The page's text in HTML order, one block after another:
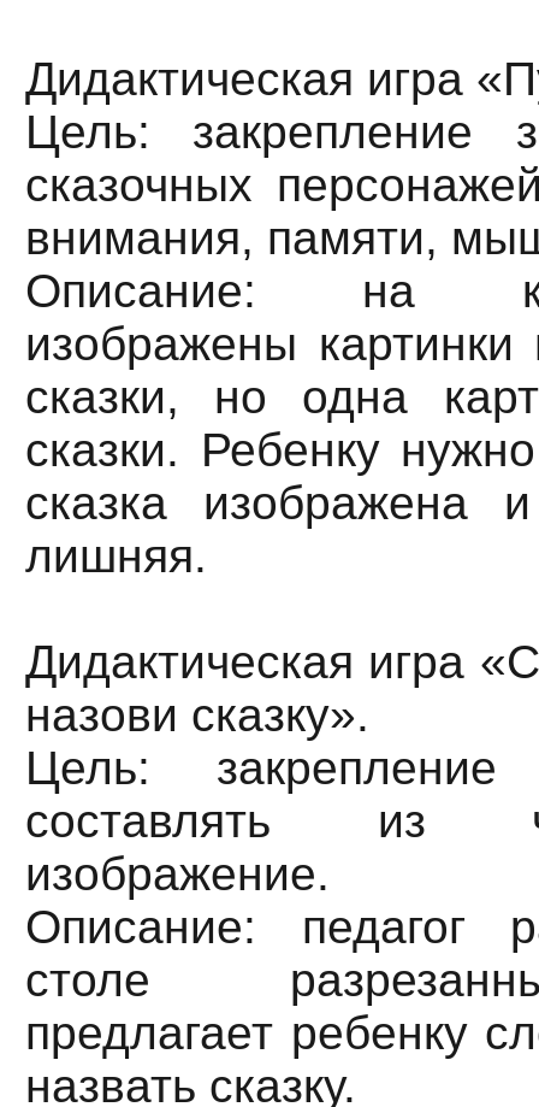
Дидактическая игра
Цель: закрепление
сказочных
внимания, памяти,
Описание: на
изображены
сказки, но одна
сказки. Ребенку
сказка изображена
лишняя.
Дидактическая игра
назови сказку».
Цель:
составлять из
изображение.
Описание: педагог
столе
предлагает ребенку
назвать сказку.